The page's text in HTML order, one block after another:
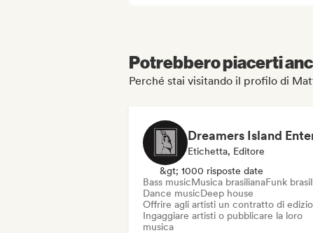
Potrebbero piacerti
Perché stai visitando il profilo di
Etichetta, Editore
&gt; 1000 risposte date
Bass musicMusica brasilianaFunk
Dance musicDeep house
Offrire agli artisti un contratto di
Ingaggiare artisti o pubblicare la loro
musica